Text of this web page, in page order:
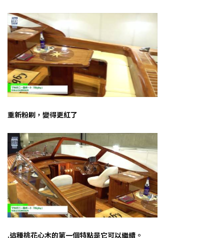
重新粉刷，變得更紅了
.這種桃花心木的第一個特點是它可以繼續。